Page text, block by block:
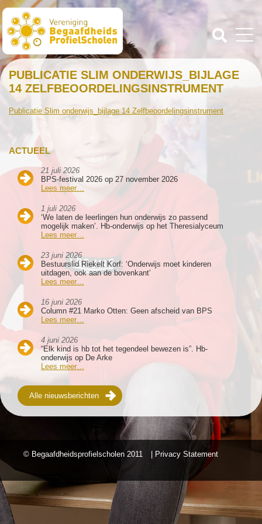
ACTUEEL
21 juli 2026
BPS-festival 2026 op 27 november 2026
Lees meer…
1 juli 2026
‘We laten de leerlingen hun onderwijs zo passend
mogelijk maken’. Hb-onderwijs op het Theresialyceum
Lees meer…
23 juni 2026
Bestuurslid Riekelt Korf: ‘Onderwijs moet kinderen
uitdagen, ook aan de bovenkant’
Lees meer…
16 juni 2026
Column #21 Marko Otten: Geen afscheid van BPS
Lees meer…
4 juni 2026
“Elk kind is hb tot het tegendeel bewezen is”. Hb-
onderwijs op De Arke
Lees meer…
Alle nieuwsberichten
PUBLICATIE SLIM ONDERWIJS_BIJLAGE
14 ZELFBEOORDELINGSINSTRUMENT
Publicatie Slim onderwijs_bijlage 14 Zelfbeoordelingsinstrument
© Begaafdheidsprofielscholen 2011 | Privacy Statement